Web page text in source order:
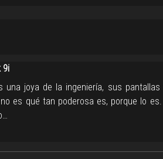
9i
una joya de la ingeniería, sus pantallas
es qué tan poderosa es, porque lo